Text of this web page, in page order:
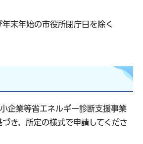
末年始の市役所閉庁日を除く
企業等省エネルギー診断支援事業
き、所定の様式で申請してくださ